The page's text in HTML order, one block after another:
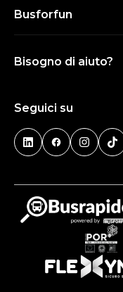
Busforfun
Bisogno di aiuto?
Seguici su